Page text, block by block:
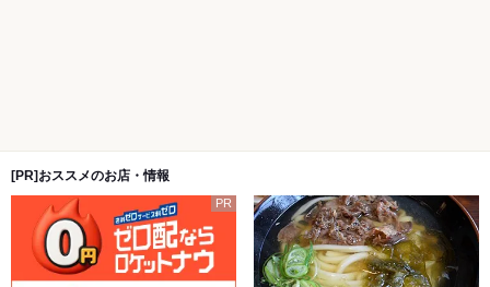
[PR]おススメのお店・情報
PR